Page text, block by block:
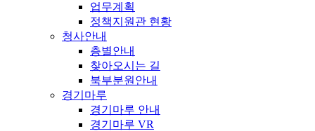
업무계획
정책지원관 현황
청사안내
층별안내
찾아오시는 길
북부분원안내
경기마루
경기마루 안내
경기마루 VR